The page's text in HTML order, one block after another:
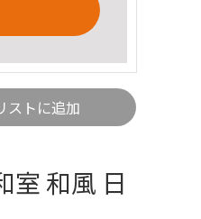
ストに追加
和風 日